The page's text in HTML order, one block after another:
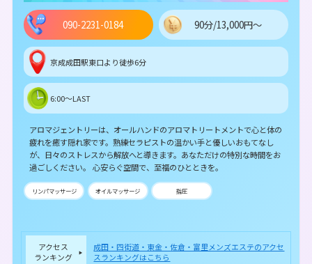
090-2231-0184 90分/13,000円～
京成成田駅東口より徒歩6分
6:00～LAST
アロマジェントリーは、オールハンドのアロマトリートメントで心と体の
疲れを癒す隠れ家です。熟練セラピストの温かい手と優しいおもてなし
が、日々のストレスから解放へと導きます。あなただけの特別な時間をお
過ごしください。 心安らぐ空間で、至福のひとときを。
リンパマッサージ オイルマッサージ 指圧
アクセス
ランキング
成田・四街道・東金・佐倉・富里メンズエステのアクセ
スランキングはこちら